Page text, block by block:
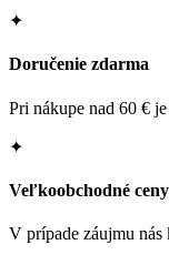
✦
Doručenie zdarma
Pri nákupe nad 60 €
✦
Veľkoobchodné ceny
V prípade záujmu